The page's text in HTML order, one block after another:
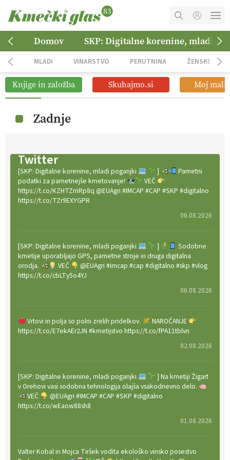
MOJ RAČUN
NAROČITE SE
OGLASNO TRŽENJE
Domov SKP: Digitalne korenine, mladi
MLADI VINARSTVO PERUTNINA ŽENSKE
Knjige in založba Skuhajmo.si Moj mali
Zadnje
Twitter
[SKP: Digitalne korenine, mladi poganjki ]
Pametni
podatki za pametnejše kmetovanje!
VEČ
https://t.co/KZHTZmRp8q @EUAgri #IMCAP #CAP #SKP #digitalno
https://t.co/TZr9EXYGPR
06.08.2026
[SKP: Digitalne korenine, mladi poganjki ]
Sodobne
kmetije uporabljajo GPS, pametne stroje in druga digitalna
orodja.
VEČ
@EUAgri #imcap #cap #digitalno #skp #vlog
https://t.co/cbLTy5o4YJ
06.08.2026
Vrtovi in polja so polni zrelih pridelkov.
NAROČANJE
https://t.co/E7ekAEr2JN #kmetijstvo https://t.co/fPA11tblvn
02.08.2026
[SKP: Digitalne korenine, mladi poganjki
] Na kmetiji Žigart
v Orehovi vasi sodobna tehnologija olajša vsakodnevno delo.
VEČ
@EUAgri #IMCAP #CAP #SKP #digitalno
https://t.co/wEaow88sh8
01.08.2026
Valter Kobal in Mojca Tiršek vodita ekološko vinsko posestvo